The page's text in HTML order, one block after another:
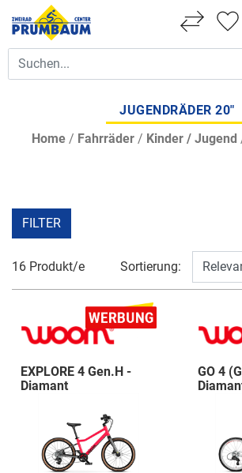
JUGENDRÄDER 20"
Home / Fahrräder / Kinder / Jugend
FILTER
16 Produkt/e Sortierung:
EXPLORE 4 Gen.H -
Diamant
GO 4